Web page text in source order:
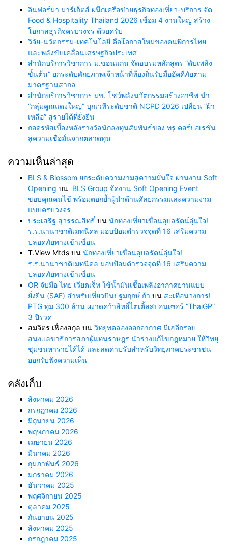
อินฟอร์มา มาร์เก็ตส์ ผนึกเครือข่ายธุรกิจท่องเที่ยว-บริการ จัด
Food & Hospitality Thailand 2026 เชื่อม 4 งานใหญ่ สร้าง
โอกาสธุรกิจครบวงจร ด้วยครับ
วิจัย-นวัตกรรม-เทคโนโลยี คือโอกาสใหม่ของคนพิการไทย
และพลังขับเคลื่อนเศรษฐกิจประเทศ
สำนักบริการวิชาการ ม.ขอนแก่น จัดอบรมหลักสูตร “ดับเพลิง
ขั้นต้น” ยกระดับศักยภาพเจ้าหน้าที่ท้องถิ่นรับมืออัคคีภัยตาม
มาตรฐานสากล
สำนักบริการวิชาการ มข. โชว์พลังนวัตกรรมสร้างอาชีพ นำ
“กลุ่มคูณแดงใหญ่” บุกเวทีระดับชาติ NCPD 2026 เปลี่ยน “ผ้า
เหลือ” สู่รายได้ที่ยั่งยืน
ถอดรหัสเบื้องหลังรางวัลนักลงทุนสัมพันธ์ของ ทรู คอร์ปอเรชั่น
สู่ความเชื่อมั่นจากตลาดทุน
ความเห็นล่าสุด
BLS & Blossom ยกระดับความงามสู่ความมั่นใจ ผ่านงาน Soft
Opening บน BLS Group จัดงาน Soft Opening Event
ขอบคุณคนไข้ พร้อมตอกย้ำผู้นำด้านศัลยกรรมและความงาม
แบบครบวงจร
ประเสริฐ สุวรรณสิทธิ์ บน นักท่องเที่ยวเขื่อนอุบลรัตน์อุ่นใจ!
ร.ร.นานาชาติเมทนีดล มอบป้อมตำรวจจุดที่ 16 เสริมความ
ปลอดภัยทางเข้าเขื่อน
T.View Mtds บน นักท่องเที่ยวเขื่อนอุบลรัตน์อุ่นใจ!
ร.ร.นานาชาติเมทนีดล มอบป้อมตำรวจจุดที่ 16 เสริมความ
ปลอดภัยทางเข้าเขื่อน
OR จับมือ ไทย เวียตเจ็ท ใช้น้ำมันเชื้อเพลิงอากาศยานแบบ
ยั่งยืน (SAF) สำหรับเที่ยวบินปฐมฤกษ์ ก้า บน สะเทือนวงการ!
PTG ทุ่ม 300 ล้าน ผงาดคว้าสิทธิ์ไตเติ้ลสปอนเซอร์ “ThaiGP”
3 ปีรวด
สมจิตร เฟื่องสกุล บน วิทยุทดลองออกอากาศ มีเฮอีกรอบ
สนง.เลขาธิการสภาผู้แทนราษฎร นำร่างแก้ไขกฎหมาย ให้วิทยุ
ชุมชนหารายได้ได้ และลดค่าปรับสำหรับวิทยุภาคประชาชน
ออกรับฟังความเห็น
คลังเก็บ
สิงหาคม 2026
กรกฎาคม 2026
มิถุนายน 2026
พฤษภาคม 2026
เมษายน 2026
มีนาคม 2026
กุมภาพันธ์ 2026
มกราคม 2026
ธันวาคม 2025
พฤศจิกายน 2025
ตุลาคม 2025
กันยายน 2025
สิงหาคม 2025
กรกฎาคม 2025